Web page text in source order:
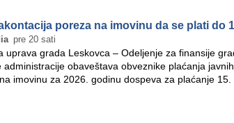
poreza na imovinu da se plati do
pre 20 sati
uprava grada Leskovca – Odeljenje za finansije
administracije obaveštava obveznike plaćanja
imovinu za 2026. godinu dospeva za plaćanje